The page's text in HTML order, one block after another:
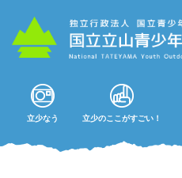
立少なう 立少のここがすごい！